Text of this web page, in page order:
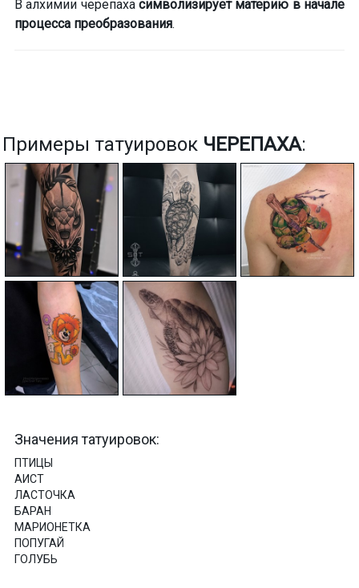
В алхимии черепаха символизирует материю в начале
процесса преобразования.
Примеры татуировок ЧЕРЕПАХА:
Значения татуировок:
ПТИЦЫ
АИСТ
ЛАСТОЧКА
БАРАН
МАРИОНЕТКА
ПОПУГАЙ
ГОЛУБЬ